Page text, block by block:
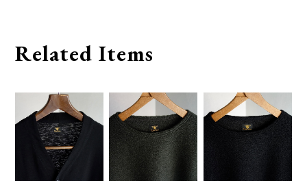
Related Items